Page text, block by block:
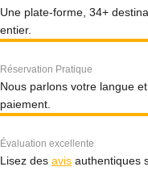
Une plate-forme, 34+
entier.
Réservation Pratique
Nous parlons votre langue
paiement.
Évaluation excellente
Lisez des avis authentiques